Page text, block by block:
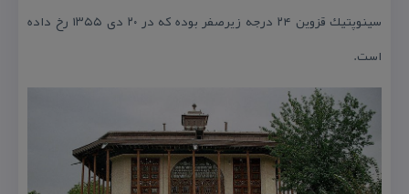
سینوپتیك قزوین ۲۴ درجه زیرصفر بوده كه در ۲۰ دی ۱۳۵۵ رخ داده
است.